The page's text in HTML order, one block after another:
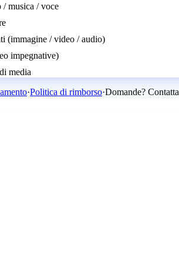
musica / voce
(immagine / video / audio)
impegnative)
media
·Politica di rimborso·Domande? Contatta